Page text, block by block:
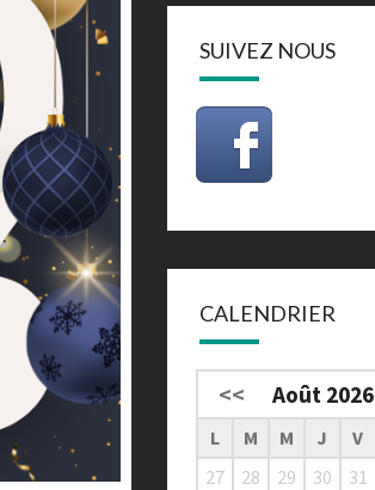
SUIVEZ NOUS
CALENDRIER
<< Août 2026
L M M J V
27
28 29 30 31